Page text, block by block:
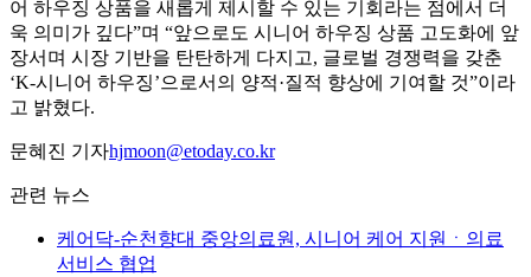
어 하우징 상품을 새롭게 제시할 수 있는 기회라는 점에서 더
욱 의미가 깊다”며 “앞으로도 시니어 하우징 상품 고도화에 앞
장서며 시장 기반을 탄탄하게 다지고, 글로벌 경쟁력을 갖춘
‘K-시니어 하우징’으로서의 양적·질적 향상에 기여할 것”이라
고 밝혔다.
문혜진 기자hjmoon@etoday.co.kr
관련 뉴스
케어닥-순천향대 중앙의료원, 시니어 케어 지원ㆍ의료
서비스 협업